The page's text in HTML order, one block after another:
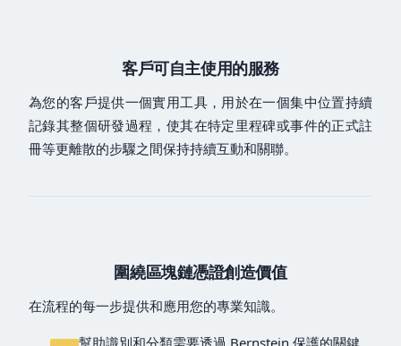
客戶可自主使用的服務
為您的客戶提供一個實用工具，用於在一個集中位置持續
記錄其整個研發過程，使其在特定里程碑或事件的正式註
冊等更離散的步驟之間保持持續互動和關聯。
圍繞區塊鏈憑證創造價值
在流程的每一步提供和應用您的專業知識。
幫助識別和分類需要透過 Bernstein 保護的關鍵